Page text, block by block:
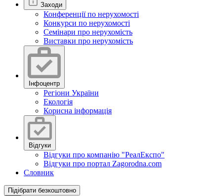
Заходи
Конференції по нерухомості
Конкурси по нерухомості
Семінари про нерухомість
Виставки про нерухомість
Інфоцентр
Регіони України
Екологія
Корисна інформація
Відгуки
Відгуки про компанію "РеалЕкспо"
Відгуки про портал Zagorodna.com
Словник
Підібрати безкоштовно